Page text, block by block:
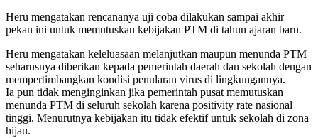
Heru mengatakan rencananya uji coba dilakukan sampai akhir
pekan ini untuk memutuskan kebijakan PTM di tahun ajaran baru.
Heru mengatakan keleluasaan melanjutkan maupun menunda PTM
seharusnya diberikan kepada pemerintah daerah dan sekolah dengan
mempertimbangkan kondisi penularan virus di lingkungannya.
Ia pun tidak menginginkan jika pemerintah pusat memutuskan
menunda PTM di seluruh sekolah karena positivity rate nasional
tinggi. Menurutnya kebijakan itu tidak efektif untuk sekolah di zona
hijau.